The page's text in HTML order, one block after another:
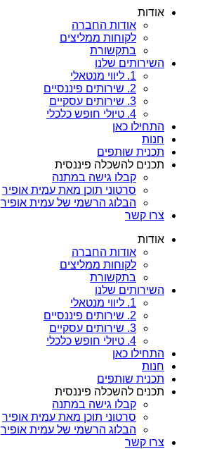
אודות
אודות החברה
לקוחות ממליצים
בתקשורת
השירותים שלנו
1. ליווי מנטאלי
2. שירותים פיננסיים
3. שירותים עסקיים
4. טיולי חופש כלכלי
התחילו כאן
חנות
תכנית שותפים
תכנים להשכלה פיננסית
קבלו גישה במתנה
סרטוני תוכן מאת עמית אופיר
הבלוג הרשמי של עמית אופיר
צרו קשר
אודות
אודות החברה
לקוחות ממליצים
בתקשורת
השירותים שלנו
1. ליווי מנטאלי
2. שירותים פיננסיים
3. שירותים עסקיים
4. טיולי חופש כלכלי
התחילו כאן
חנות
תכנית שותפים
תכנים להשכלה פיננסית
קבלו גישה במתנה
סרטוני תוכן מאת עמית אופיר
הבלוג הרשמי של עמית אופיר
צרו קשר